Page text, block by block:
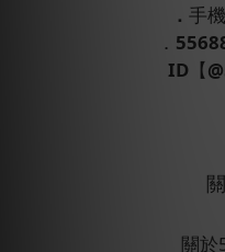
． 手
．
ID 【
關於